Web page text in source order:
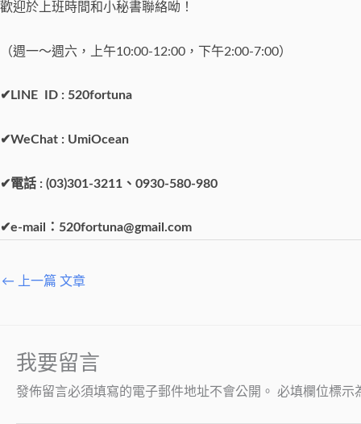
歡迎於上班時間和小秘書聯絡呦！
（週一～週六，上午10:00-12:00，下午2:00-7:00）
✔ LINE ID : 520fortuna
✔WeChat : UmiOcean
✔電話 : (03)301-3211 、 0930-580-980
✔e-mail ： 520fortuna@gmail.com
← 上一篇 文章
我要留言
發佈留言必須填寫的電子郵件地址不會公開。 必填欄位標示